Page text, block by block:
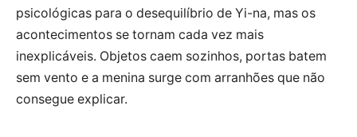
psicológicas para o desequilíbrio de Yi-na, mas os
acontecimentos se tornam cada vez mais
inexplicáveis. Objetos caem sozinhos, portas batem
sem vento e a menina surge com arranhões que não
consegue explicar.